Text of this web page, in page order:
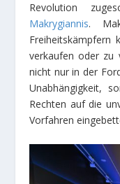
Revolution
Makrygiannis.
Freiheitskämpfern
verkaufen oder zu
nicht nur in der
Unabhängigkeit,
Rechten auf die
Vorfahren